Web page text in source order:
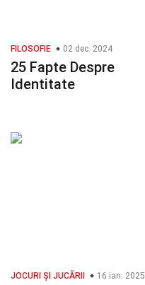
FILOSOFIE 02 dec. 2024
25 Fapte Despre
Identitate
JOCURI ȘI JUCĂRII 16 ian. 2025